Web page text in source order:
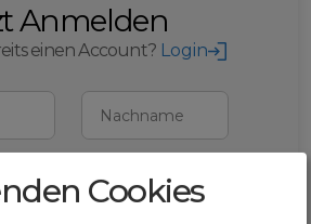
Anmelden
einen Account? Login
Nachname
Cookies